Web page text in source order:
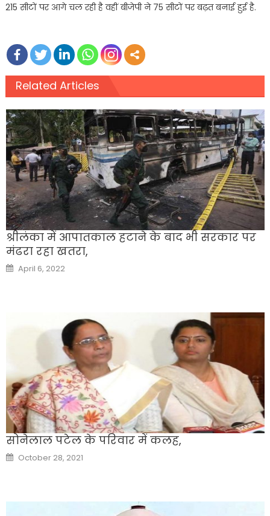
215 सीटों पर आगे चल रही है वहीं बीजेपी ने 75 सीटों पर बढ़त बनाई हुई है.
Related Articles
श्रीलंका में आपातकाल हटाने के बाद भी सरकार पर
मंढरा रहा खतरा,
Posted
on
April 6, 2022
सोनेलाल पटेल के परिवार में कलह,
Posted
on
October 28, 2021